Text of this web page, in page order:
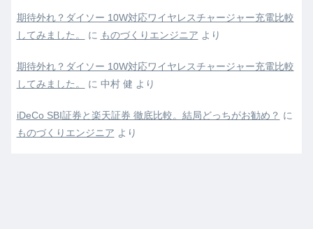
期待外れ？ダイソー 10W対応ワイヤレスチャージャー充電比較
してみました。
に ものづくりエンジニア より
期待外れ？ダイソー 10W対応ワイヤレスチャージャー充電比較
してみました。
に 中村 健 より
iDeCo SBI証券と楽天証券 徹底比較。結局どっちがお勧め？ に
ものづくりエンジニア より